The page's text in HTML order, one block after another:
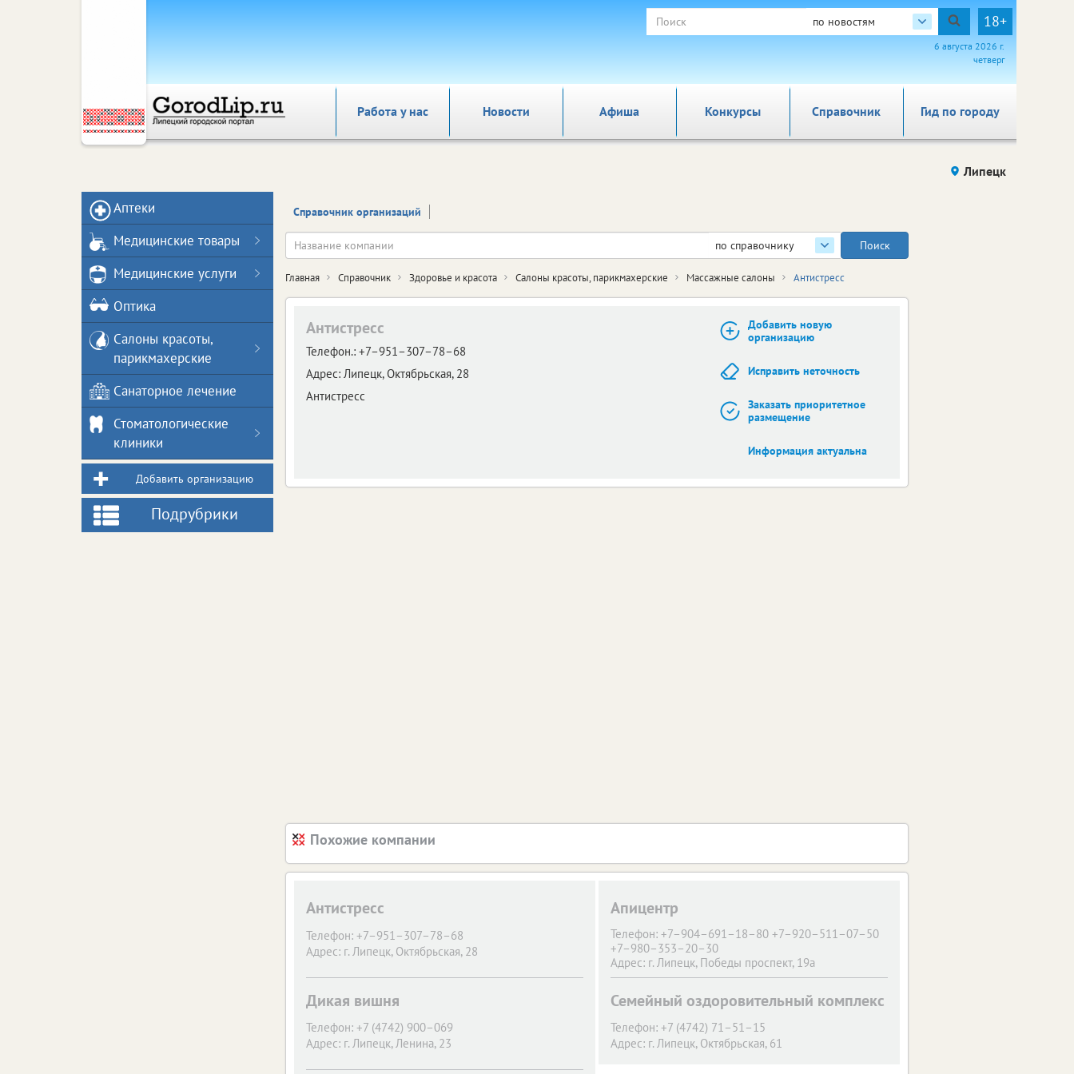
по новостям 18+
6 августа 2026 г.
четверг
Работа у нас Новости Афиша Справочник Гид по городу
Конкурсы
Липецк
Справочник организаций
по справочнику
Главная Справочник Здоровье и красота Салоны красоты, парикмахерские Массажные салоны Антистресс
Антистресс
Телефон.: +7–951–307–78–68
Адрес: Липецк,Октябрьская, 28
Антистресс
Добавить новую
организацию
Исправить неточность
Заказать приоритетное
размещение
Информация актуальна
Похожие компании
Антистресс
Телефон: +7–951–307–78–68
Адрес: г. Липецк, Октябрьская, 28
Апицентр
Телефон: +7–904–691–18–80 +7–920–511–07–50
+7–980–353–20–30
Адрес: г. Липецк, Победы проспект, 19а
Дикая вишня
Телефон: +7 (4742) 900–069
Адрес: г. Липецк, Ленина, 23
Семейный оздоровительный комплекс
Телефон: +7 (4742) 71–51–15
Адрес: г. Липецк, Октябрьская, 61
Аптеки
Медицинские товары
Медицинские услуги
Оптика
Салоны красоты,
парикмахерские
Санаторное лечение
Стоматологические
клиники
Добавить организацию
Подрубрики